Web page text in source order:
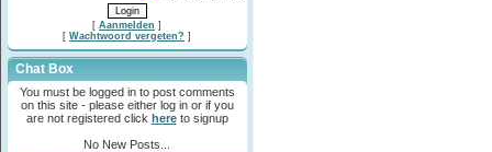
[ Aanmelden ]
[ Wachtwoord vergeten? ]
Chat Box
You must be logged in to post comments
on this site - please either log in or if you
are not registered click hereto signup
No New Posts...